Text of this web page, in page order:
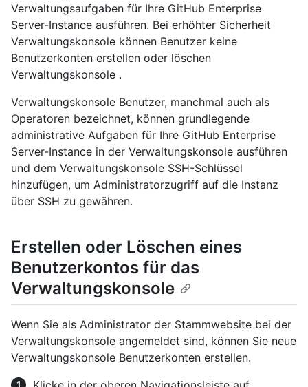
Verwaltungsaufgaben für Ihre GitHub Enterprise
Server-Instance ausführen. Bei erhöhter Sicherheit
Verwaltungskonsole können Benutzer keine
Benutzerkonten erstellen oder löschen
Verwaltungskonsole .
Verwaltungskonsole Benutzer, manchmal auch als
Operatoren bezeichnet, können grundlegende
administrative Aufgaben für Ihre GitHub Enterprise
Server-Instance in der Verwaltungskonsole ausführen
und dem Verwaltungskonsole SSH-Schlüssel
hinzufügen, um Administratorzugriff auf die Instanz
über SSH zu gewähren.
Erstellen oder Löschen eines
Benutzerkontos für das
Verwaltungskonsole
Wenn Sie als Administrator der Stammwebsite bei der
Verwaltungskonsole angemeldet sind, können Sie neue
Verwaltungskonsole Benutzerkonten erstellen.